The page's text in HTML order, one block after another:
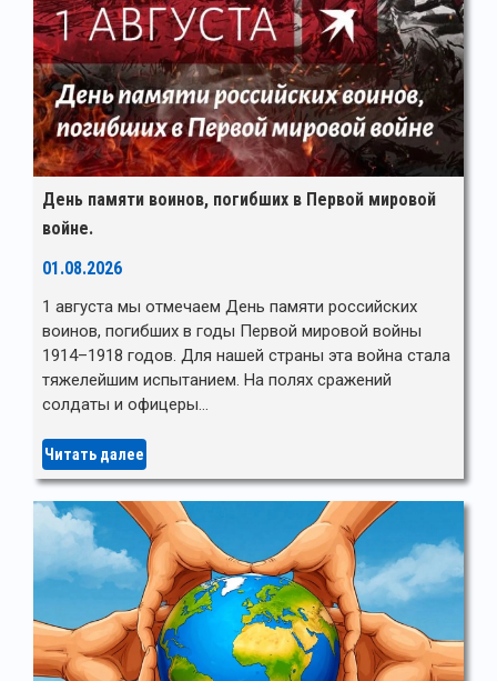
День памяти воинов, погибших в Первой мировой
войне.
01.08.2026
1 августа мы отмечаем День памяти российских
воинов, погибших в годы Первой мировой войны
1914–1918 годов. Для нашей страны эта война стала
тяжелейшим испытанием. На полях сражений
солдаты и офицеры…
Читать далее